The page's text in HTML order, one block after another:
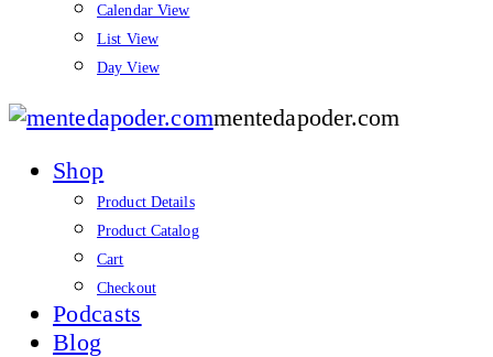
Calendar View
List View
Day View
mentedapoder.com
Shop
Product Details
Product Catalog
Cart
Checkout
Podcasts
Blog